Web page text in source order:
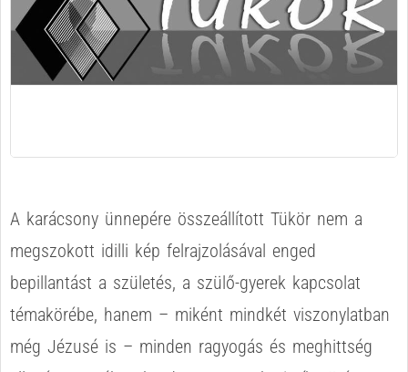
A karácsony ünnepére összeállított Tükör nem a
megszokott idilli kép felrajzolásával enged
bepillantást a születés, a szülő-gyerek kapcsolat
témakörébe, hanem – miként mindkét viszonylatban
még Jézusé is – minden ragyogás és meghittség